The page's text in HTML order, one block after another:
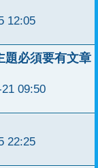
12:05
題必須要有文章
09:50
22:25